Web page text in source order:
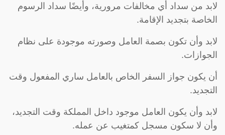
لابد من سداد أي مخالفات مرورية، وأيضًا سداد الرسوم
الخاصة بتجديد الإقامة.
لابد وأن تكون بصمة العامل وصورته موجودة على نظام
الجوازات.
أن يكون جواز السفر الخاص بالعامل ساري المفعول وقت
التجديد.
لابد وأن يكون العامل موجود داخل المملكة وقت التجديد،
وأن لا سكون مسجل كمتغيب عن عمله.